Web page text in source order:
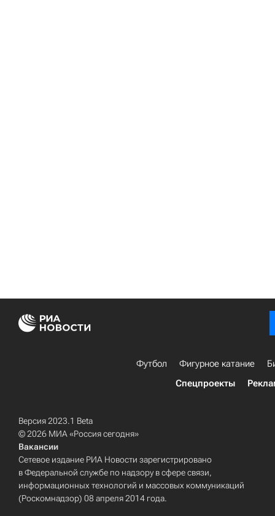
Футбол Фигурное катание
Спецпроекты
Версия 2023.1 Beta
© 2026 МИА «Россия сегодня»
Вакансии
Сетевое издание РИА Новости зарегистрировано
в Федеральной службе по надзору в сфере связи,
информационных технологий и массовых коммуникаций
(Роскомнадзор) 08 апреля 2014 года.